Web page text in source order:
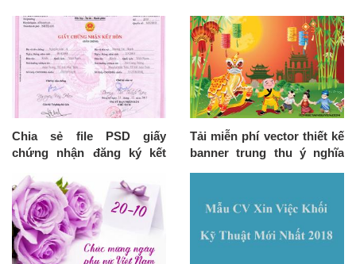
Chia sẻ file PSD giấy
chứng nhận đăng ký kết
Tải miễn phí vector thiết kế
banner trung thu ý nghĩa